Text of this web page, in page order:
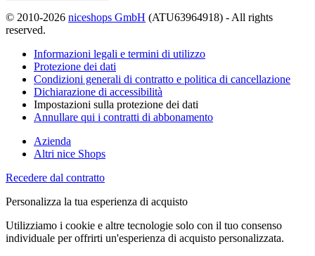
© 2010-2026 niceshops GmbH (ATU63964918) - All rights
reserved.
Informazioni legali e termini di utilizzo
Protezione dei dati
Condizioni generali di contratto e politica di cancellazione
Dichiarazione di accessibilità
Impostazioni sulla protezione dei dati
Annullare qui i contratti di abbonamento
Azienda
Altri nice Shops
Recedere dal contratto
Personalizza la tua esperienza di acquisto
Utilizziamo i cookie e altre tecnologie solo con il tuo consenso
individuale per offrirti un'esperienza di acquisto personalizzata.